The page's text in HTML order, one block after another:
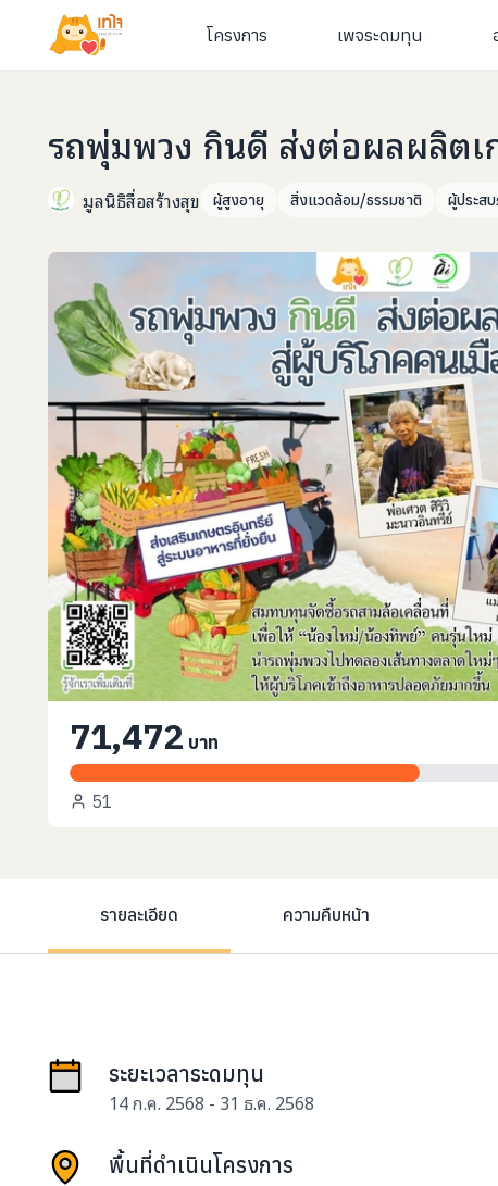
โครงการ เพจระดมทุน
รถพุ่มพวง กินดี ส่งต่อผลผลิตเ
มูลนิธิสื่อสร้างสุข ผู้สูงอายุ สิ่งแวดล้อม/ธรรมชาติ ผู้ประส
71,472 บาท
51
รายละเอียด ความคืบหน้า
ระยะเวลาระดมทุน
14 ก.ค. 2568 - 31 ธ.ค. 2568
พื้นที่ดำเนินโครงการ